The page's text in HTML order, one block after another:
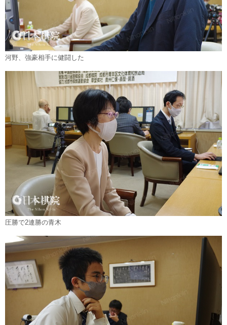
河野、強豪相手に健闘した
圧勝で2連勝の青木